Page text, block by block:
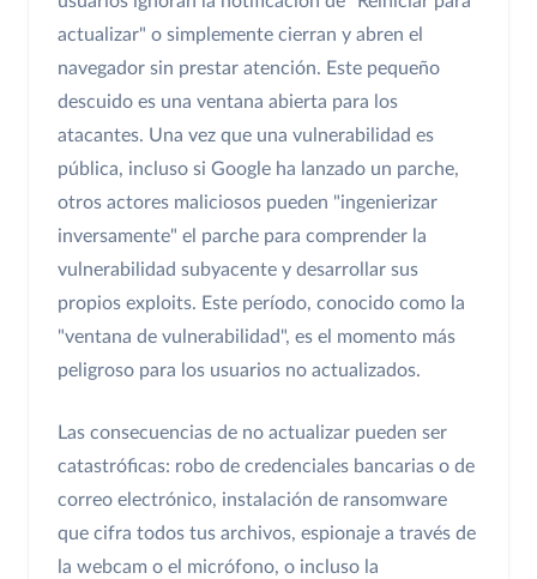
actualizar" o simplemente cierran y abren el
navegador sin prestar atención. Este pequeño
descuido es una ventana abierta para los
atacantes. Una vez que una vulnerabilidad es
pública, incluso si Google ha lanzado un parche,
otros actores maliciosos pueden "ingenierizar
inversamente" el parche para comprender la
vulnerabilidad subyacente y desarrollar sus
propios exploits. Este período, conocido como la
"ventana de vulnerabilidad", es el momento más
peligroso para los usuarios no actualizados.
Las consecuencias de no actualizar pueden ser
catastróficas: robo de credenciales bancarias o de
correo electrónico, instalación de ransomware
que cifra todos tus archivos, espionaje a través de
la webcam o el micrófono, o incluso la